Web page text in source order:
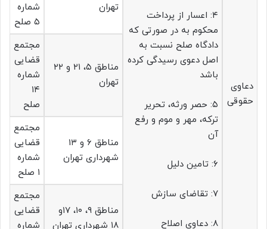
دعاوی
حقوقی
۴: اعسار از پرداخت
محکوم به در صورتی که
دادگاه صلح نسبت به
اصل دعوی رسیدگی کرده
باشد
۵: حصر ورثه، تحریر
ترکه، مهر و موم و رفع
آن
۶: تامین دلیل
۷: تقاضای سازش
۸: دعاوی اصلاح
تهران
شماره
۵ صلح
مناطق ۵، ۲۱ و ۲۲
تهران
مجتمع
قضایی
شماره
۱۴
صلح
مناطق ۶ و ۱۳
شهرداری تهران
مجتمع
قضایی
شماره
۱ صلح
مناطق ۹، ۱۰، ۱۷و
۱۸ شهرداری تهران
مجتمع
قضایی
شماره